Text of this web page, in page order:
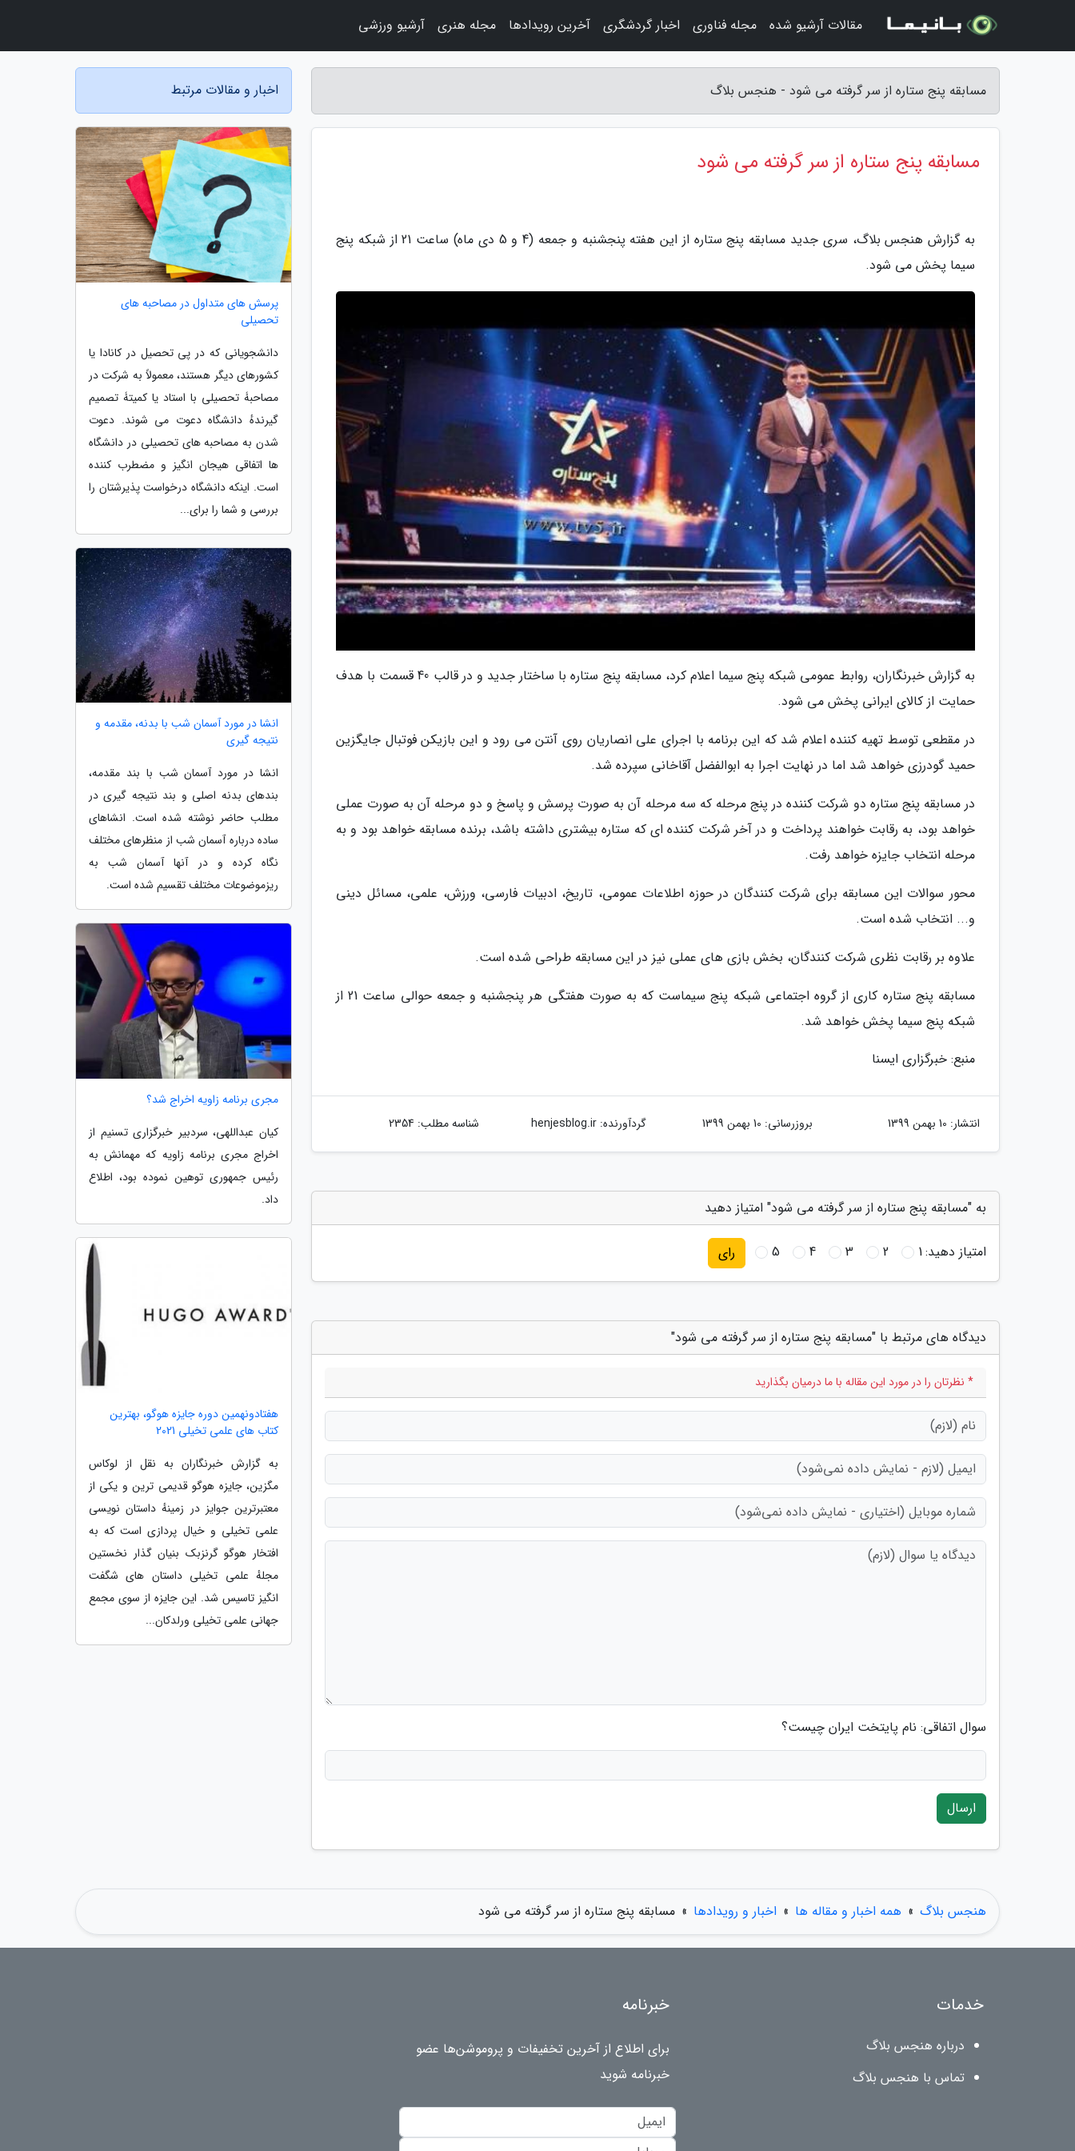
مسابقه پنج ستاره از سر گرفته می شود - هنجس بلاگ
مسابقه پنج ستاره از سر گرفته می شود
به گزارش هنجس بلاگ، سری جدید مسابقه پنج ستاره از این هفته پنجشنبه و جمعه (4 و 5 دی ماه) ساعت 21 از شبکه پنج
سیما پخش می شود.
به گزارش خبرنگاران، روابط عمومی شبکه پنج سیما اعلام کرد، مسابقه پنج ستاره با ساختار جدید و در قالب 40 قسمت با هدف
حمایت از کالای ایرانی پخش می شود.
در مقطعی توسط تهیه کننده اعلام شد که این برنامه با اجرای علی انصاریان روی آنتن می رود و این بازیکن فوتبال جایگزین
حمید گودرزی خواهد شد اما در نهایت اجرا به ابوالفضل آقاخانی سپرده شد.
در مسابقه پنج ستاره دو شرکت کننده در پنج مرحله که سه مرحله آن به صورت پرسش و پاسخ و دو مرحله آن به صورت عملی
خواهد بود، به رقابت خواهند پرداخت و در آخر شرکت کننده ای که ستاره بیشتری داشته باشد، برنده مسابقه خواهد بود و به
مرحله انتخاب جایزه خواهد رفت.
محور سوالات این مسابقه برای شرکت کنندگان در حوزه اطلاعات عمومی، تاریخ، ادبیات فارسی، ورزش، علمی، مسائل دینی
و... انتخاب شده است.
علاوه بر رقابت نظری شرکت کنندگان، بخش بازی های عملی نیز در این مسابقه طراحی شده است.
مسابقه پنج ستاره کاری از گروه اجتماعی شبکه پنج سیماست که به صورت هفتگی هر پنجشنبه و جمعه حوالی ساعت 21 از
شبکه پنج سیما پخش خواهد شد.
منبع: خبرگزاری ایسنا
انتشار: 10 بهمن 1399 بروزرسانی: 10 بهمن 1399 گردآورنده:henjesblog.ir شناسه مطلب: 2354
به "مسابقه پنج ستاره از سر گرفته می شود" امتیاز دهید
امتیاز دهید:1
2
3
4
5 رای
دیدگاه های مرتبط با "مسابقه پنج ستاره از سر گرفته می شود"
* نظرتان را در مورد این مقاله با ما درمیان بگذارید
سوال اتفاقی: نام پایتخت ایران چیست؟
ارسال
اخبار و مقالات مرتبط
پرسش های متداول در مصاحبه های
تحصیلی
دانشجویانی که در پی تحصیل در کانادا یا
کشورهای دیگر هستند، معمولاً به شرکت در
مصاحبۀ تحصیلی با استاد یا کمیتۀ تصمیم
گیرندهٔ دانشگاه دعوت می شوند. دعوت
شدن به مصاحبه های تحصیلی در دانشگاه
ها اتفاقی هیجان انگیز و مضطرب کننده
است. اینکه دانشگاه درخواست پذیرشتان را
بررسی و شما را برای...
انشا در مورد آسمان شب با بدنه، مقدمه و
نتیجه گیری
انشا در مورد آسمان شب با بند مقدمه،
بندهای بدنه اصلی و بند نتیجه گیری در
مطلب حاضر نوشته شده است. انشاهای
ساده درباره آسمان شب از منظرهای مختلف
نگاه کرده و در آنها آسمان شب به
ریزموضوعات مختلف تقسیم شده است.
مجری برنامه زاویه اخراج شد؟
کیان عبداللهی، سردبیر خبرگزاری تسنیم از
اخراج مجری برنامه زاویه که مهمانش به
رئیس جمهوری توهین نموده بود، اطلاع
داد.
هفتادونهمین دوره جایزه هوگو، بهترین
کتاب های علمی تخیلی 2021
به گزارش خبرنگاران به نقل از لوکاس
مگزین، جایزه هوگو قدیمی ترین و یکی از
معتبرترین جوایز در زمینهٔ داستان نویسی
علمی تخیلی و خیال پردازی است که به
افتخار هوگو گرنزبک بنیان گذار نخستین
مجلهٔ علمی تخیلی داستان های شگفت
انگیز تاسیس شد. این جایزه از سوی مجمع
جهانی علمی تخیلی ورلدکان...
هنجس بلاگ » همه اخبار و مقاله ها » اخبار و رویدادها » مسابقه پنج ستاره از سر گرفته می شود
مقالات آرشیو شده مجله فناوری اخبار گردشگری آخرین رویدادها مجله هنری آرشیو ورزشی
خدمات
درباره هنجس بلاگ
تماس با هنجس بلاگ
خبرنامه
برای اطلاع از آخرین تخفیفات و پروموشن‌ها عضو
خبرنامه شوید